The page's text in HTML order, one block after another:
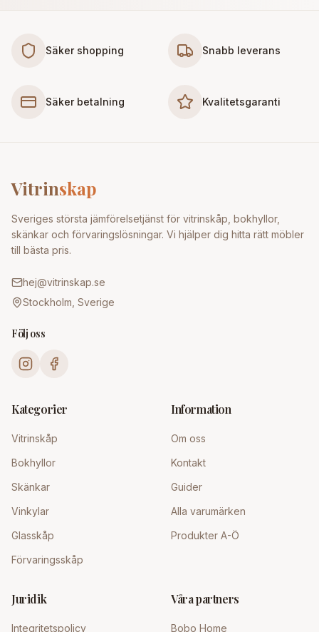
Säker shopping Snabb leverans
Säker betalning Kvalitetsgaranti
Vitrinskap
Sveriges största jämförelsetjänst för vitrinskåp, bokhyllor,
skänkar och förvaringslösningar. Vi hjälper dig hitta rätt möbler
till bästa pris.
hej@vitrinskap.se
Stockholm, Sverige
Följ oss
Kategorier
Vitrinskåp
Bokhyllor
Skänkar
Vinkylar
Glasskåp
Förvaringsskåp
Information
Om oss
Kontakt
Guider
Alla varumärken
Produkter A-Ö
Juridik
Integritetspolicy
Våra partners
Bobo Home